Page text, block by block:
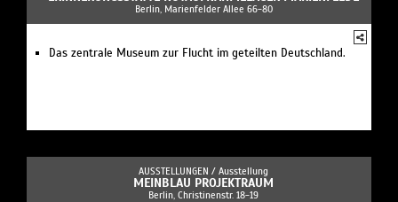
Berlin, Marienfelder Allee 66-80
Das zentrale Museum zur Flucht im geteilten Deutschland.
AUSSTELLUNGEN / Ausstellung
MEINBLAU PROJEKTRAUM
Berlin, Christinenstr. 18-19